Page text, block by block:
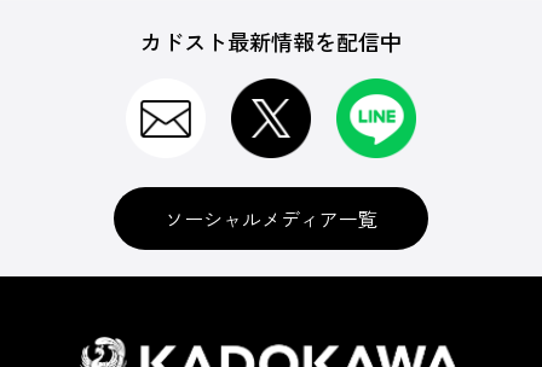
カドスト最新情報を配信中
ソーシャルメディア一覧